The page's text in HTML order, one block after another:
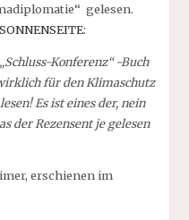
gelesen.
SONNENSEITE:
Konferenz“ -Buch
für den Klimaschutz
Es ist eines der, nein
der Rezensent je gelesen
erschienen im